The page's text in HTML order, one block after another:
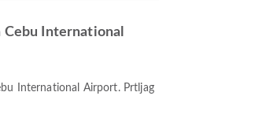
International